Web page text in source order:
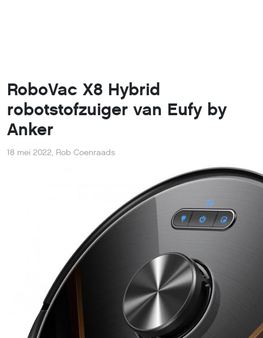
RoboVac X8 Hybrid
robotstofzuiger van Eufy by
Anker
18 mei 2022, Rob Coenraads